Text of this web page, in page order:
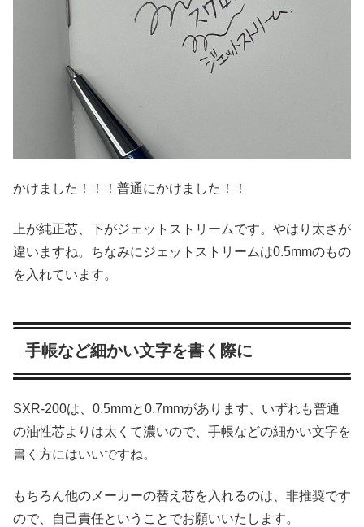
かけました！！！普通にかけました！！
上が純正芯、下がジェットストリームです。やはり太さが
違いますね。ちなみにジェットストリームは0.5mmのもの
を入れています。
手帳など細かい文字を書く際に
SXR-200は、0.5mmと0.7mmがあります、いずれも普通
の油性芯よりは太くて濃いので、手帳などの細かい文字を
書く方にはいいですね。
もちろん他のメーカーの替え芯を入れるのは、非推奨です
ので、自己責任ということでお願いいたします。